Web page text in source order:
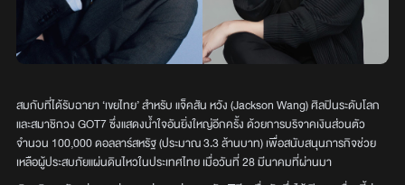
สมกับที่ได้รับฉายา ‘เขยไทย’ สำหรับ แจ็คสัน หวัง (Jackson Wang) ศิลปินระดับโลก
และสมาชิกวง GOT7 ซึ่งแสดงน้ำใจอันยิ่งใหญ่อีกครั้ง ด้วยการบริจาคเงินส่วนตัว
จำนวน 100,000 ดอลลาร์สหรัฐ (ประมาณ 3.3 ล้านบาท) เพื่อสนับสนุนภารกิจช่วย
เหลือผู้ประสบภัยแผ่นดินไหวในประเทศไทย เมื่อวันที่ 28 มีนาคมที่ผ่านมา